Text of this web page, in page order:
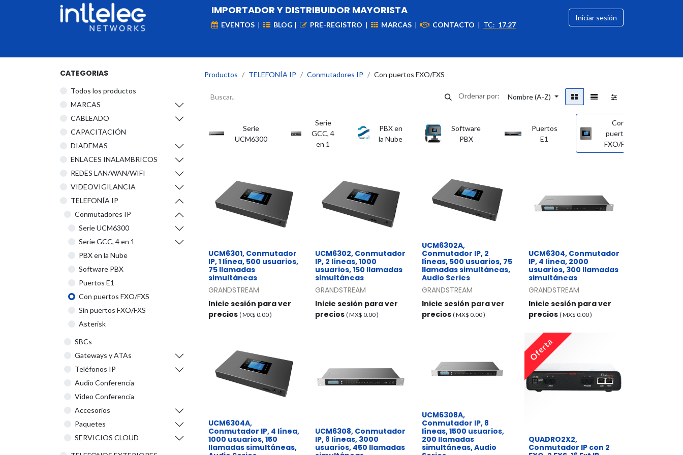
IMPORTADOR Y DISTRIBUIDOR MAYORISTA
EVENTOS | BLOG | PRE-REGISTRO | MARCAS | CONTACTO | TC: 17.27
Iniciar sesión
CATEGORIAS
Todos los productos
​MARCAS
CABLEADO
CAPACITACIÓN
DIADEMAS
ENLACES INALAMBRICOS
REDES LAN/WAN/WIFI
VIDEOVIGILANCIA
TELEFONÍA IP
Conmutadores IP
Serie UCM6300
Serie GCC, 4 en 1
PBX en la Nube
Software PBX
Puertos E1
Con puertos FXO/FXS
Sin puertos FXO/FXS
Asterisk
SBCs
Gateways y ATAs
Teléfonos IP
Audio Conferencia
Video Conferencia
Accesorios
Paquetes
SERVICIOS CLOUD
Productos TELEFONÍA IP Conmutadores IP Con puertos FXO/FXS
Ordenar por: Nombre (A-Z)
Serie
UCM6300
Serie
GCC, 4
en 1
PBX en
la Nube
Software
PBX
Puertos
E1
Con
puertos
FXO/FXS
UCM6301, Conmutador
IP, 1 línea, 500 usuarios,
75 llamadas
simultáneas
GRANDSTREAM
Inicie sesión para ver
precios ( MX$ 0.00)
UCM6302, Conmutador
IP, 2 líneas, 1000
usuarios, 150 llamadas
simultáneas
GRANDSTREAM
Inicie sesión para ver
precios ( MX$ 0.00)
UCM6302A,
Conmutador IP, 2
líneas, 500 usuarios, 75
llamadas simultáneas,
Audio Series
GRANDSTREAM
Inicie sesión para ver
precios ( MX$ 0.00)
UCM6304, Conmutador
IP, 4 línea, 2000
usuarios, 300 llamadas
simultáneas
GRANDSTREAM
Inicie sesión para ver
precios ( MX$ 0.00)
UCM6304A,
Conmutador IP, 4 línea,
1000 usuarios, 150
llamadas simultáneas,
UCM6308, Conmutador
IP, 8 líneas, 3000
usuarios, 450 llamadas
UCM6308A,
Conmutador IP, 8
líneas, 1500 usuarios,
200 llamadas
simultáneas, Audio
Oferta
​QUADRO2X2,
Conmutador IP con 2